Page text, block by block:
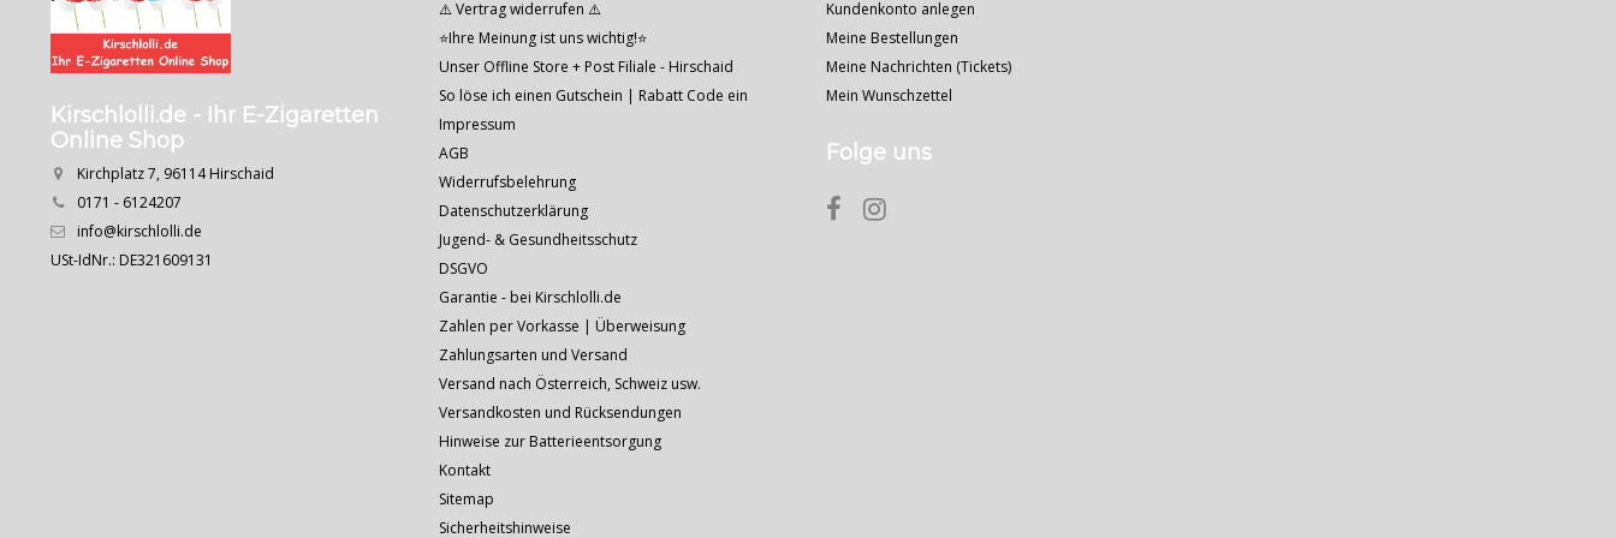
Kirschlolli.de - Ihr E-Zigaretten
Online Shop
Kirchplatz 7, 96114 Hirschaid
0171 - 6124207
info@kirschlolli.de
USt-IdNr.: DE321609131
⚠️ Vertrag widerrufen ⚠️
⭐Ihre Meinung ist uns wichtig!⭐
Unser Offline Store + Post Filiale - Hirschaid
So löse ich einen Gutschein | Rabatt Code ein
Impressum
AGB
Widerrufsbelehrung
Datenschutzerklärung
Jugend- & Gesundheitsschutz
DSGVO
Garantie - bei Kirschlolli.de
Zahlen per Vorkasse | Überweisung
Zahlungsarten und Versand
Versand nach Österreich, Schweiz usw.
Versandkosten und Rücksendungen
Hinweise zur Batterieentsorgung
Kontakt
Sitemap
Sicherheitshinweise
Kundenkonto anlegen
Meine Bestellungen
Meine Nachrichten (Tickets)
Mein Wunschzettel
Folge uns